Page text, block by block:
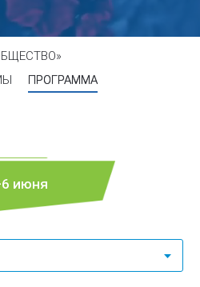
ПРОГРАММА
июня